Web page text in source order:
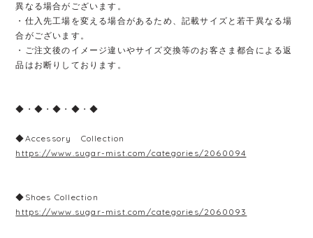
異なる場合がございます。
・仕入先工場を変える場合があるため、記載サイズと若干異なる場
合がございます。
・ご注文後のイメージ違いやサイズ交換等のお客さま都合による返
品はお断りしております。
◆・◆・◆・◆・◆
◆Accessory Collection
https://www.sugar-mist.com/categories/2060094
◆Shoes Collection
https://www.sugar-mist.com/categories/2060093